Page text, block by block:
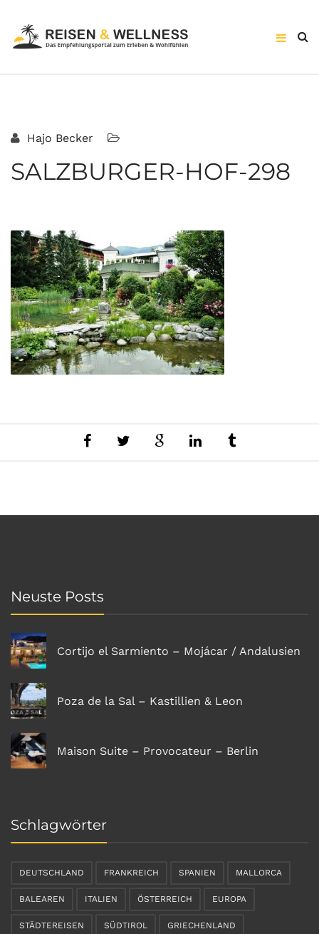
Hajo Becker
SALZBURGER-HOF-298
Neuste Posts
Cortijo el Sarmiento – Mojácar / Andalusien
Poza de la Sal – Kastillien & Leon
Maison Suite – Provocateur – Berlin
Schlagwörter
DEUTSCHLAND FRANKREICH SPANIEN MALLORCA
BALEAREN ITALIEN ÖSTERREICH EUROPA
STÄDTEREISEN SÜDTIROL GRIECHENLAND